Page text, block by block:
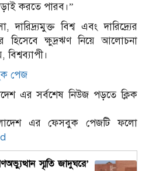
লড়াই করতে পারব।”
বিশ্ব এবং দারিদ্র্যের
হিসেবে ক্ষুদ্রঋণ নিয়ে আলোচনা
পেজ
এর সর্বশেষ নিউজ পড়তে ক্লিক
এর ফেসবুক পেজটি ফলো
স্মৃতি জাদুঘরে’